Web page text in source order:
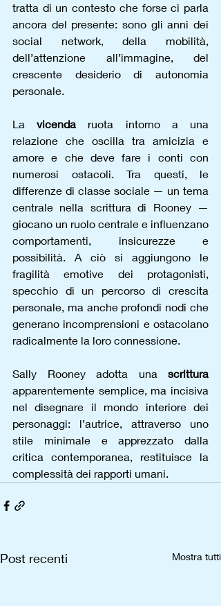
tratta di un contesto che forse ci parla
ancora del presente: sono gli anni dei
social network, della mobilità,
dell’attenzione all’immagine, del
crescente desiderio di autonomia
personale.
La vicenda ruota intorno a una
relazione che oscilla tra amicizia e
amore e che deve fare i conti con
numerosi ostacoli. Tra questi, le
differenze di classe sociale — un tema
centrale nella scrittura di Rooney —
giocano un ruolo centrale e influenzano
comportamenti, insicurezze e
possibilità. A ciò si aggiungono le
fragilità emotive dei protagonisti,
specchio di un percorso di crescita
personale, ma anche profondi nodi che
generano incomprensioni e ostacolano
radicalmente la loro connessione.
Sally Rooney adotta una
apparentemente semplice, ma incisiva
nel disegnare il mondo interiore dei
personaggi: l’autrice, attraverso uno
stile minimale e apprezzato dalla
critica contemporanea, restituisce la
complessità dei rapporti umani.
Post recenti Mostra tutti